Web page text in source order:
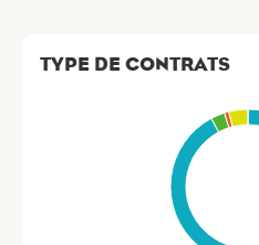
TYPE DE CONTRATS